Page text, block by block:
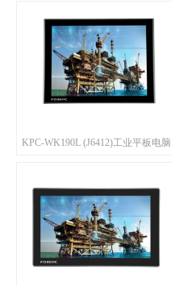
KPC-WK190L (J6412)工业平板电脑